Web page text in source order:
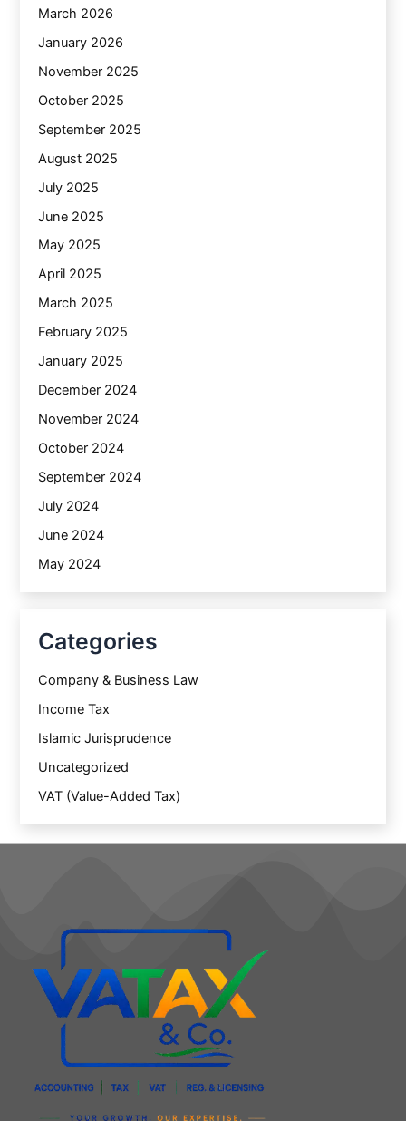
March 2026
January 2026
November 2025
October 2025
September 2025
August 2025
July 2025
June 2025
May 2025
April 2025
March 2025
February 2025
January 2025
December 2024
November 2024
October 2024
September 2024
July 2024
June 2024
May 2024
Categories
Company & Business Law
Income Tax
Islamic Jurisprudence
Uncategorized
VAT (Value-Added Tax)